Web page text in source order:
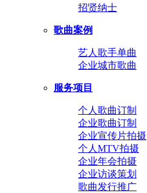
招贤纳士
歌曲案例
艺人歌手单曲
企业城市歌曲
服务项目
个人歌曲订制
企业歌曲订制
企业宣传片拍摄
个人MTV拍摄
企业年会拍摄
企业访谈策划
歌曲发行推广